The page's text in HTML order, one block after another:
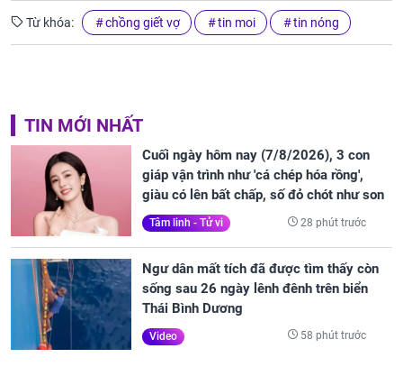
Từ khóa: chồng giết vợ tin moi tin nóng
TIN MỚI NHẤT
Cuối ngày hôm nay (7/8/2026), 3 con
giáp vận trình như 'cá chép hóa rồng',
giàu có lên bất chấp, số đỏ chót như son
Tâm linh - Tử vi 28 phút trước
Ngư dân mất tích đã được tìm thấy còn
sống sau 26 ngày lênh đênh trên biển
Thái Bình Dương
Video 58 phút trước